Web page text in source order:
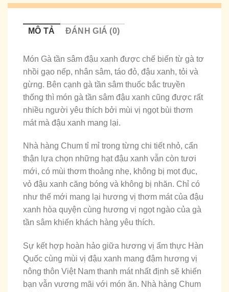
MÔ TẢ ĐÁNH GIÁ (0)
Món Gà tần sâm đậu xanh được chế biến từ gà tơ
nhồi gạo nếp, nhân sâm, táo đỏ, đậu xanh, tỏi và
gừng. Bên cạnh gà tần sâm thuốc bắc truyền
thống thì món gà tần sâm đậu xanh cũng được rất
nhiều người yêu thích bởi mùi vị ngọt bùi thơm
mát mà đậu xanh mang lại.
Nhà hàng Chum tỉ mỉ trong từng chi tiết nhỏ, cẩn
thận lựa chọn những hạt đậu xanh vẫn còn tươi
mới, có mùi thơm thoảng nhẹ, không bị mọt đục,
vỏ đậu xanh căng bóng và không bị nhăn. Chỉ có
như thế mới mang lại hương vị thơm mát của đậu
xanh hòa quyện cùng hương vị ngọt ngào của gà
tần sâm khiến khách hàng yêu thích.
Sự kết hợp hoàn hảo giữa hương vị ẩm thực Hàn
Quốc cùng mùi vị đậu xanh mang đậm hương vị
nông thôn Việt Nam thanh mát nhất định sẽ khiến
bạn vẫn vương mãi với món ăn. Nhà hàng Chum